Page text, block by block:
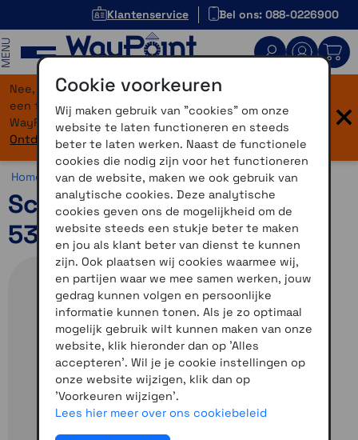
Klantenservice Bel ons: 088-0226900
Nee, je bent niet verdwaald! Onze website heeft
een flinke upgrade gekregen. Dezelfde vertrouwde
WayPoint-service, maar dan in een modern jasje.
Ontdek hier wat er allemaal nieuw is.
×
Home >Motor >Helmen >Schuberth C5
Schuberth C5 Zenith Red
53
Cookie voorkeuren
Wij maken gebruik van "cookies" om onze
website te laten functioneren en steeds
beter te laten werken. Naast de functionele
cookies die nodig zijn voor het functioneren
van de website, maken we ook gebruik van
analytische cookies. Deze analytische
cookies geven ons de mogelijkheid om de
website steeds een stukje beter te maken
en jou als klant beter van dienst te kunnen
zijn. Ook plaatsen wij cookies waarmee wij,
en partijen waar we mee samen werken, jouw
gedrag kunnen volgen en persoonlijke
informatie kunnen tonen. Als je zo optimaal
mogelijk gebruik wilt kunnen maken van onze
website, klik hieronder dan op 'Alles
accepteren'. Wil je je cookie instellingen op
onze website wijzigen, klik dan op
'Voorkeuren wijzigen'.
Lees hier meer over ons cookiebeleid